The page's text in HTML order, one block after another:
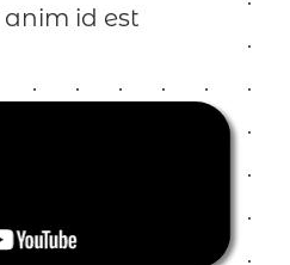
id est